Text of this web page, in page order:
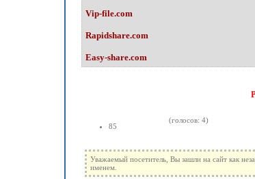
Vip-file.com
Rapidshare.com
Easy-share.com
85
(голосов: 4)
Уважаемый посетитель, Вы зашли на сайт как
именем.